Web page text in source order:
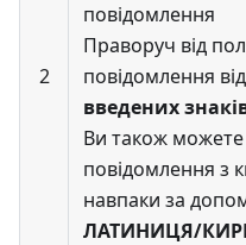
2
повідомлення
Праворуч від
повідомлення
введених
Ви також
повідомлення з
навпаки за
ЛАТИНИЦЯ/